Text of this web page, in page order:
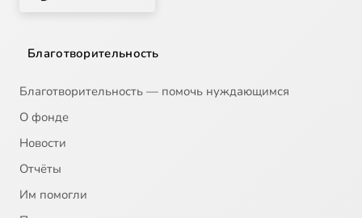
Благотворительность
Благотворительность — помочь нуждающимся
О фонде
Новости
Отчёты
Им помогли